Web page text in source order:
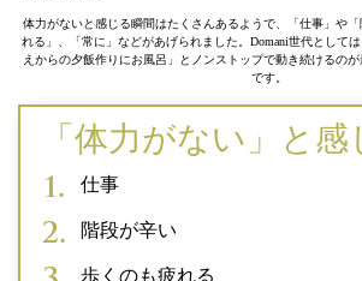
体力がないと感じる瞬間はたくさんあるようで、「仕事」や
れる」、「常に」などがあげられました。Domani世代として
えからの夕飯作りにお風呂」とノンストップで動き続けるの
です。
「体力がない」と感
仕事
階段が辛い
歩くのも疲れる